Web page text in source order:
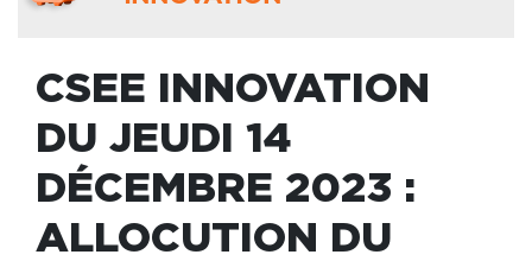
CSEE INNOVATION
DU JEUDI 14
DÉCEMBRE 2023 :
ALLOCUTION DU